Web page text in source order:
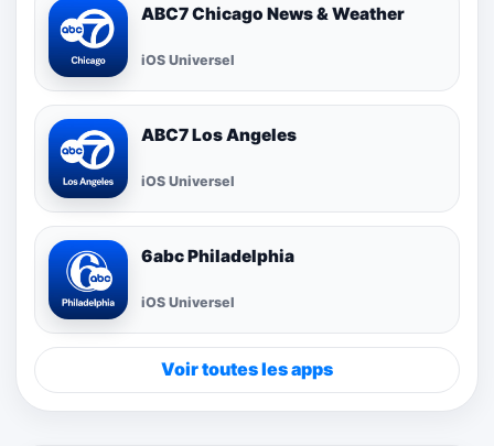
ABC7 Chicago News & Weather
iOS Universel
ABC7 Los Angeles
iOS Universel
6abc Philadelphia
iOS Universel
Voir toutes les apps